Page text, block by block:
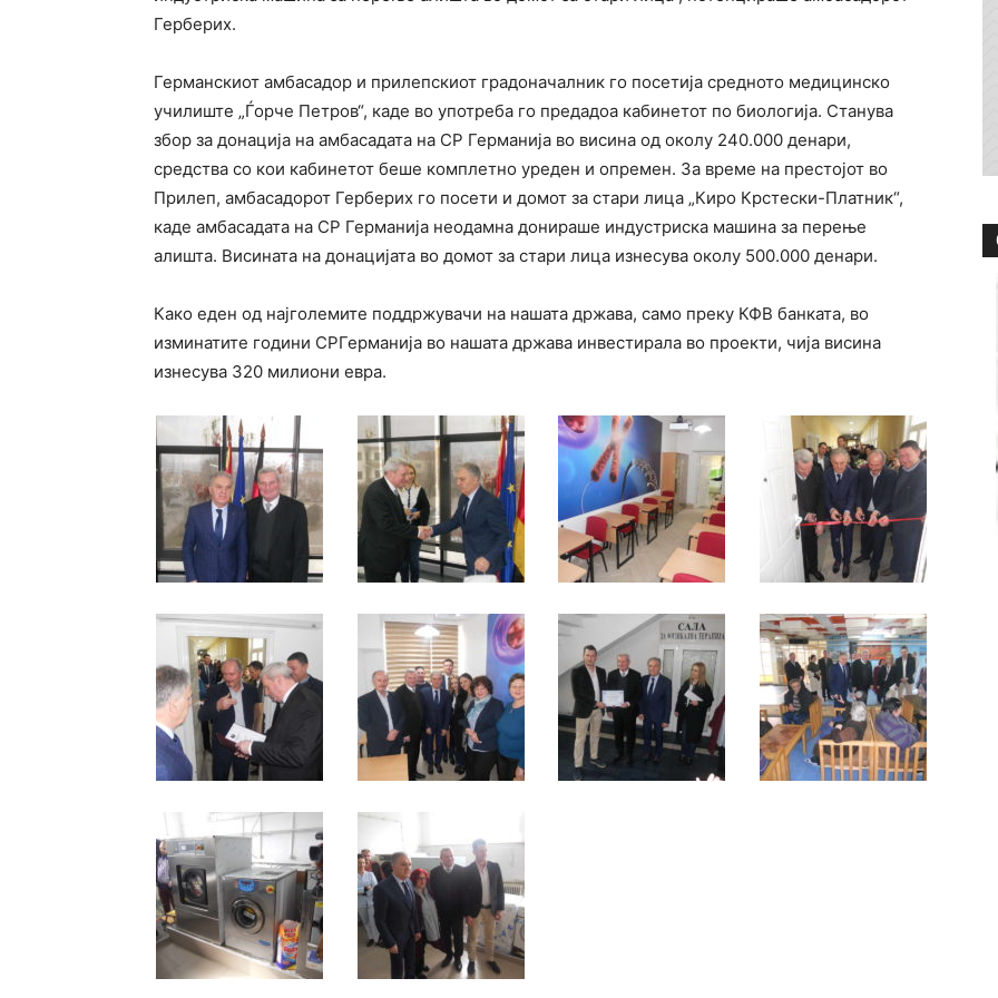
Герберих.
Германскиот амбасадор и прилепскиот градоначалник го посетија средното медицинско
училиште „Ѓорче Петров“, каде во употреба го предадоа кабинетот по биологија. Станува
збор за донација на амбасадата на СР Германија во висина од околу 240.000 денари,
средства со кои кабинетот беше комплетно уреден и опремен. За време на престојот во
Прилеп, амбасадорот Герберих го посети и домот за стари лица „Киро Крстески-Платник“,
каде амбасадата на СР Германија неодамна донираше индустриска машина за перење
алишта. Висината на донацијата во домот за стари лица изнесува околу 500.000 денари.
Како еден од најголемите поддржувачи на нашата држава, само преку КФВ банката, во
изминатите години СРГерманија во нашата држава инвестирала во проекти, чија висина
изнесува 320 милиони евра.